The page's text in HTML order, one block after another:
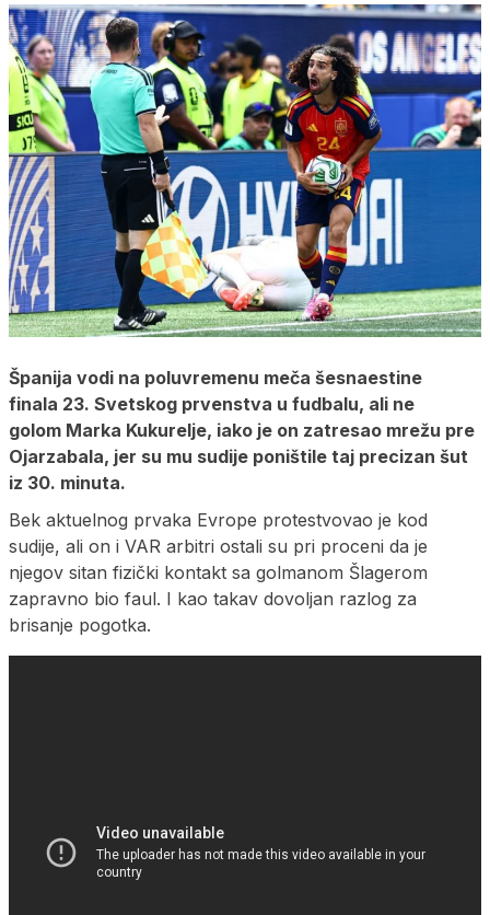
Španija vodi na poluvremenu meča šesnaestine
finala 23. Svetskog prvenstva u fudbalu, ali ne
golom Marka Kukurelje, iako je on zatresao mrežu pre
Ojarzabala, jer su mu sudije poništile taj precizan šut
iz 30. minuta.
Bek aktuelnog prvaka Evrope protestvovao je kod
sudije, ali on i VAR arbitri ostali su pri proceni da je
njegov sitan fizički kontakt sa golmanom Šlagerom
zapravno bio faul. I kao takav dovoljan razlog za
brisanje pogotka.